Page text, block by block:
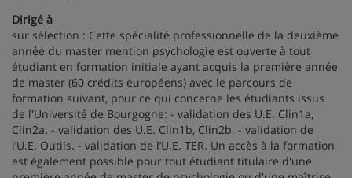
Dirigé à
sur sélection : Cette spécialité professionnelle de la deuxième
année du master mention psychologie est ouverte à tout
étudiant en formation initiale ayant acquis la première année
de master (60 crédits européens) avec le parcours de
formation suivant, pour ce qui concerne les étudiants issus
de l'Université de Bourgogne: - validation des U.E. Clin1a,
Clin2a. - validation des U.E. Clin1b, Clin2b. - validation de
l’U.E. Outils. - validation de l’U.E. TER. Un accès à la formation
est également possible pour tout étudiant titulaire d'une